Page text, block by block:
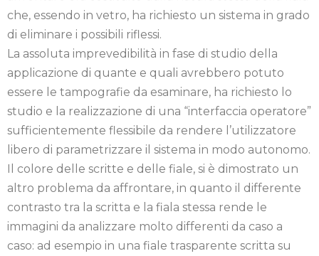
che, essendo in vetro, ha richiesto un sistema in grado
di eliminare i possibili riflessi.
La assoluta imprevedibilità in fase di studio della
applicazione di quante e quali avrebbero potuto
essere le tampografie da esaminare, ha richiesto lo
studio e la realizzazione di una “interfaccia operatore”
sufficientemente flessibile da rendere l’utilizzatore
libero di parametrizzare il sistema in modo autonomo.
Il colore delle scritte e delle fiale, si è dimostrato un
altro problema da affrontare, in quanto il differente
contrasto tra la scritta e la fiala stessa rende le
immagini da analizzare molto differenti da caso a
caso: ad esempio in una fiale trasparente scritta su